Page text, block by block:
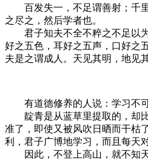
百发失一，不足谓善射；千里
之尽之，然后学者也。
君子知夫不全不粹之不足以为
好之五色，耳好之五声，口好之
夫是之谓成人。天见其明，地见
有道德修养的人说：学习不可
靛青是从蓝草里提取的，却比
准了，即使又被风吹日晒而干枯
利，君子广博地学习，而且每天
因此，不登上高山，就不知天